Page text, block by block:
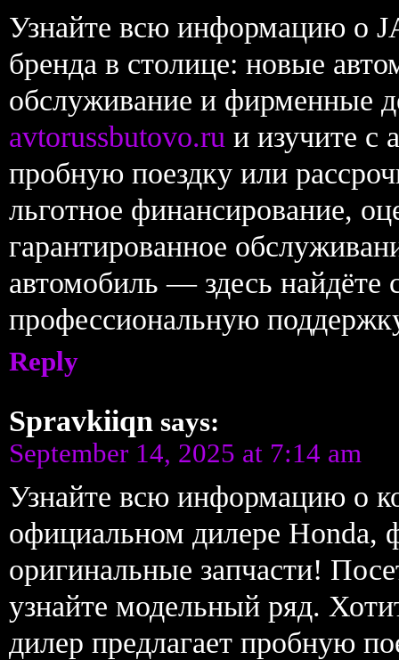
Узнайте всю информацию о
бренда в столице: новые
обслуживание и фирменные
avtorussbutovo.ru и изучите с
пробную поездку или
льготное финансирование,
гарантированное
автомобиль — здесь найдёте
профессиональную
Reply
Spravkiiqn says:
September 14, 2025 at 7:14 am
Узнайте всю информацию о
официальном дилере Honda,
оригинальные запчасти!
узнайте модельный ряд.
дилер предлагает пробную